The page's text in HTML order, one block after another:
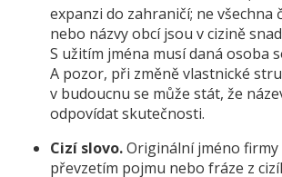
expanzi do zahraničí; ne všechna
nebo názvy obcí jsou v cizině
S užitím jména musí daná osoba
A pozor, při změně vlastnické
v budoucnu se může stát, že
odpovídat skutečnosti.
Cizí slovo.Originální jméno
převzetím pojmu nebo fráze z